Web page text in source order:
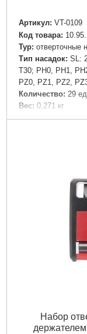
Артикул: VT-0109
Код товара:
Typ: отверточные
Тип насадок: SL:
T30; PH0, PH1,
PZ0, PZ1, PZ2,
Количество: 29 ед.
Вес: 0,271 кг
Объем: 0,000741
Набор